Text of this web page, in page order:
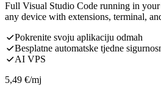
Full Visual Studio Code running in your
any device with extensions, terminal,
Pokrenite svoju aplikaciju odmah
Besplatne automatske tjedne
AI VPS
5,49 €/mj